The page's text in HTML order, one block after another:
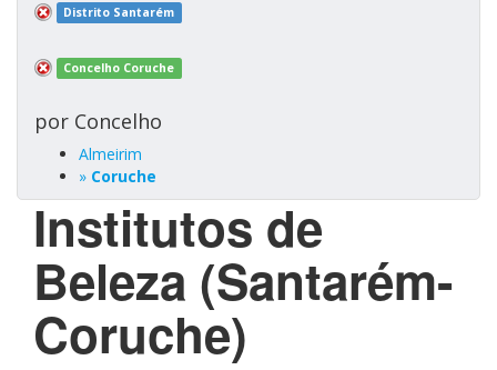
Distrito Santarém
Concelho Coruche
por Concelho
Almeirim
» Coruche
Institutos de
Beleza (Santarém-
Coruche)